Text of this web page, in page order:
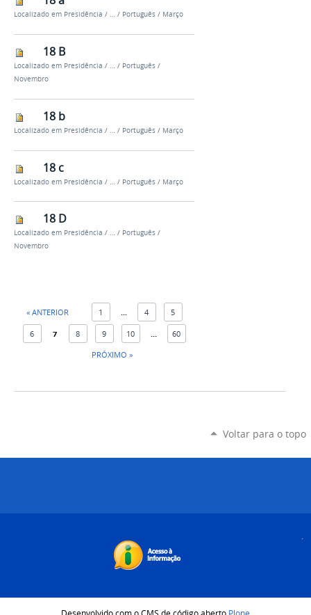
Localizado em Presidência / … / Português / Março
18 B
Localizado em Presidência / … / Português /
Novembro
18 b
Localizado em Presidência / … / Português / Março
18 c
Localizado em Presidência / / Português / Março
18 D
Localizado em Presidência / … / Português /
Novembro
« ANTERIOR 1 ... 4 5
6 7 8 9 10 ...
60
PRÓXIMO »
Voltar para o topo
Desenvolvido com o CMS de código aberto Plone